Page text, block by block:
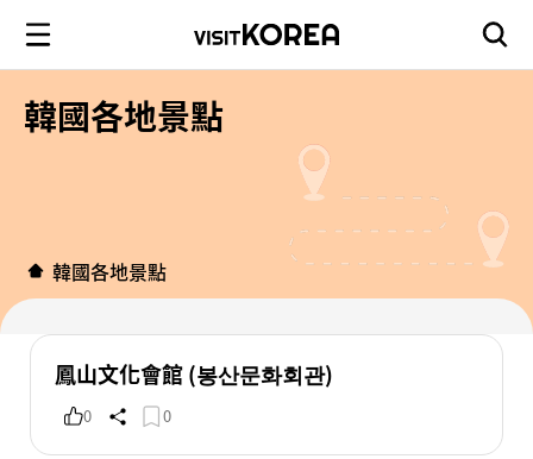
韓國各地景點
韓國各地景點
鳳山文化會館 (봉산문화회관)
0 0